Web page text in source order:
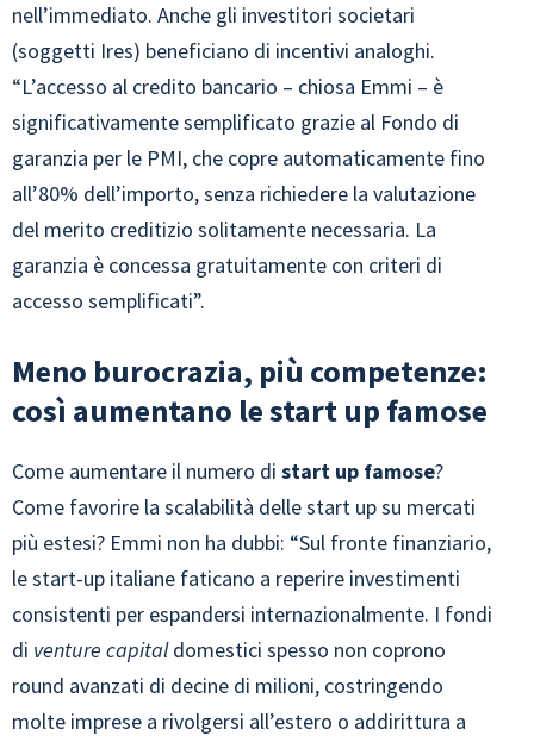
nell’immediato. Anche gli investitori societari
(soggetti Ires) beneficiano di incentivi analoghi.
“L’accesso al credito bancario – chiosa Emmi – è
significativamente semplificato grazie al Fondo di
garanzia per le PMI, che copre automaticamente fino
all’80% dell’importo, senza richiedere la valutazione
del merito creditizio solitamente necessaria. La
garanzia è concessa gratuitamente con criteri di
accesso semplificati”.
Meno burocrazia, più competenze:
così aumentano le start up famose
Come aumentare il numero di start up famose?
Come favorire la scalabilità delle start up su mercati
più estesi? Emmi non ha dubbi: “Sul fronte finanziario,
le start-up italiane faticano a reperire investimenti
consistenti per espandersi internazionalmente. I fondi
di venture capitaldomestici spesso non coprono
round avanzati di decine di milioni, costringendo
molte imprese a rivolgersi all’estero o addirittura a